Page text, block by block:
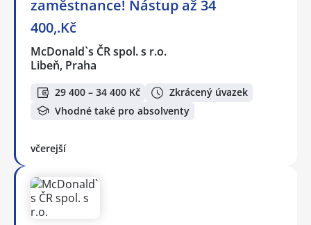
zaměstnance! Nástup až 34
400,.Kč
McDonald`s ČR spol. s r.o.
Libeň, Praha
29 400 – 34 400 Kč
Zkrácený úvazek
Vhodné také pro absolventy
včerejší